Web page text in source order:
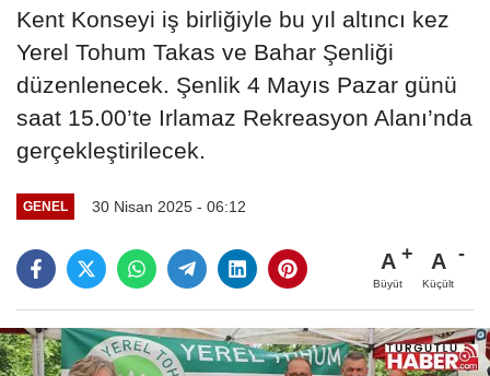
Kent Konseyi iş birliğiyle bu yıl altıncı kez
Yerel Tohum Takas ve Bahar Şenliği
düzenlenecek. Şenlik 4 Mayıs Pazar günü
saat 15.00’te Irlamaz Rekreasyon Alanı’nda
gerçekleştirilecek.
GENEL 30 Nisan 2025 - 06:12
A
Büyüt
A
Küçült